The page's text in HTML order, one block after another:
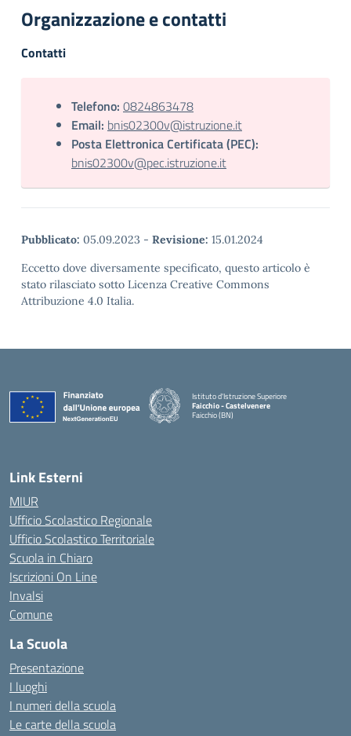
Organizzazione e contatti
Contatti
Telefono: 0824863478
Email: bnis02300v@istruzione.it
Posta Elettronica Certificata (PEC):
bnis02300v@pec.istruzione.it
Pubblicato: 05.09.2023 - Revisione: 15.01.2024
Eccetto dove diversamente specificato, questo articolo è
stato rilasciato sotto Licenza Creative Commons
Attribuzione 4.0 Italia.
Istituto d'Istruzione Superiore
Faicchio - Castelvenere
Faicchio (BN)
Link Esterni
MIUR
Ufficio Scolastico Regionale
Ufficio Scolastico Territoriale
Scuola in Chiaro
Iscrizioni On Line
Invalsi
Comune
La Scuola
Presentazione
I luoghi
I numeri della scuola
Le carte della scuola